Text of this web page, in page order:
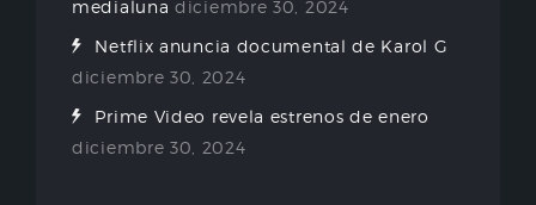
medialuna diciembre 30, 2024
Netflix anuncia documental de Karol G
diciembre 30, 2024
Prime Video revela estrenos de enero
diciembre 30, 2024